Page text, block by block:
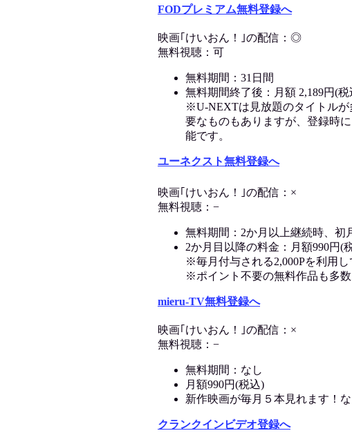
FODプレミアム無料登録へ
映画｢けいおん！｣の配信：◎
無料視聴：可
無料期間：31日間
無料期間終了後：月額 2,189円(税
※U-NEXTは見放題のタイトル
要なものもありますが、登録時
能です。
ユーネクスト無料登録へ
映画｢けいおん！｣の配信：×
無料視聴：−
無料期間：2か月以上継続時、初
2か月目以降の料金：月額990円(
※毎月付与される2,000Pを利用
※ポイント不要の無料作品も多
mieru-TV無料登録へ
映画｢けいおん！｣の配信：×
無料視聴：−
無料期間：なし
月額990円(税込)
新作映画が毎月５本見れます！
クランクインビデオ登録へ